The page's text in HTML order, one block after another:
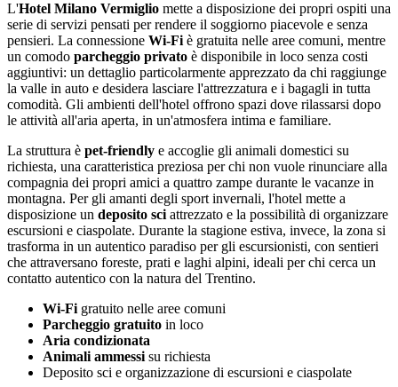
L'Hotel Milano Vermiglio mette a disposizione dei propri ospiti una
serie di servizi pensati per rendere il soggiorno piacevole e senza
pensieri. La connessione Wi-Fiè gratuita nelle aree comuni, mentre
un comodo parcheggio privato è disponibile in loco senza costi
aggiuntivi: un dettaglio particolarmente apprezzato da chi raggiunge
la valle in auto e desidera lasciare l'attrezzatura e i bagagli in tutta
comodità. Gli ambienti dell'hotel offrono spazi dove rilassarsi dopo
le attività all'aria aperta, in un'atmosfera intima e familiare.
La struttura è pet-friendly e accoglie gli animali domestici su
richiesta, una caratteristica preziosa per chi non vuole rinunciare alla
compagnia dei propri amici a quattro zampe durante le vacanze in
montagna. Per gli amanti degli sport invernali, l'hotel mette a
disposizione un deposito sciattrezzato e la possibilità di organizzare
escursioni e ciaspolate. Durante la stagione estiva, invece, la zona si
trasforma in un autentico paradiso per gli escursionisti, con sentieri
che attraversano foreste, prati e laghi alpini, ideali per chi cerca un
contatto autentico con la natura del Trentino.
Wi-Figratuito nelle aree comuni
Parcheggio gratuito in loco
Aria condizionata
Animali ammessisu richiesta
Deposito sci e organizzazione di escursioni e ciaspolate